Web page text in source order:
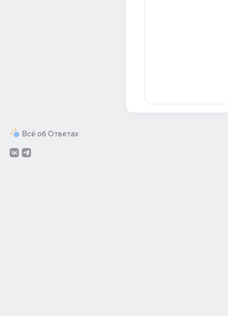
Всё об Ответах